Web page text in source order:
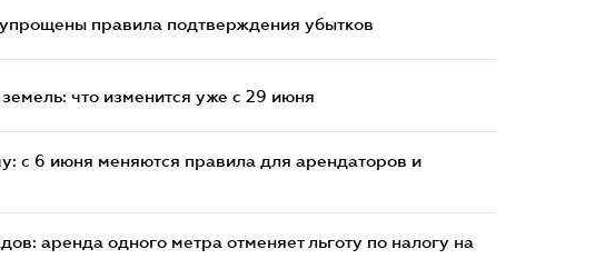
правила подтверждения убытков
что изменится уже с 29 июня
с 6 июня меняются правила для арендаторов и
аренда одного метра отменяет льготу по налогу на